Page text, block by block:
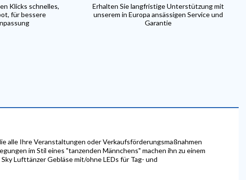
Klicks schnelles,
für bessere
Erhalten Sie langfristige Unterstützung mit
unserem in Europa ansässigen Service und
Garantie
alle Ihre Veranstaltungen oder Verkaufsförderungsmaßnahmen
im Stil eines "tanzenden Männchens" machen ihn zu einem
Lufttänzer Gebläse mit/ohne LEDs für Tag- und